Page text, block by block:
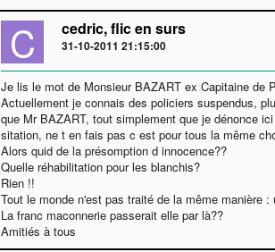
C cedric, flic en surs
31-10-2011 21:15:00
Je lis le mot de Monsieur BAZART ex Capitaine de
Actuellement je connais des policiers suspendus,
que Mr BAZART, tout simplement que je dénonce
sitation, ne t en fais pas c est pour tous la même
Alors quid de la présomption d innocence??
Quelle réhabilitation pour les blanchis?
Rien !!
Tout le monde n'est pas traité de la même manière
La franc maconnerie passerait elle par là??
Amitiés à tous